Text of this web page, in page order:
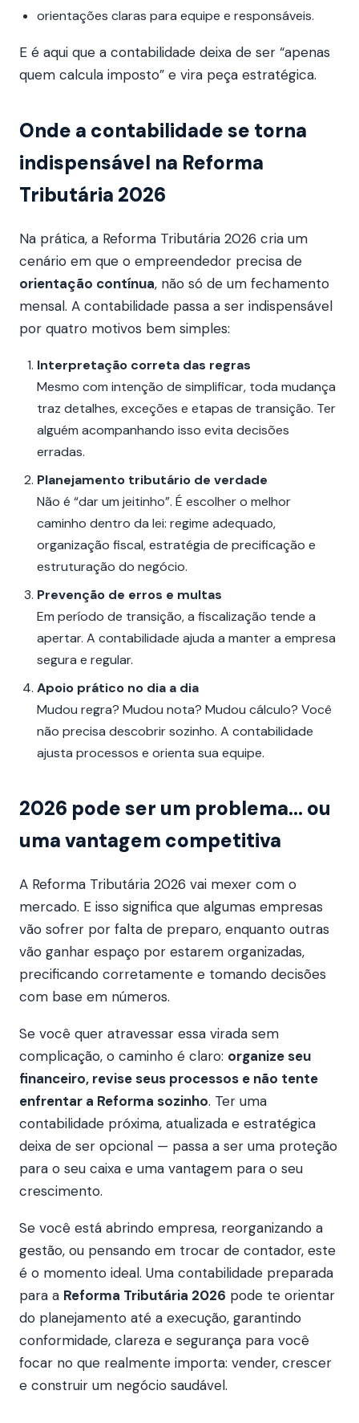
orientações claras para equipe e responsáveis.
E é aqui que a contabilidade deixa de ser “apenas
quem calcula imposto” e vira peça estratégica.
Onde a contabilidade se torna
indispensável na Reforma
Tributária 2026
Na prática, a Reforma Tributária 2026 cria um
cenário em que o empreendedor precisa de
orientação contínua, não só de um fechamento
mensal. A contabilidade passa a ser indispensável
por quatro motivos bem simples:
Interpretação correta das regras
Mesmo com intenção de simplificar, toda mudança
traz detalhes, exceções e etapas de transição. Ter
alguém acompanhando isso evita decisões
erradas.
Planejamento tributário de verdade
Não é “dar um jeitinho”. É escolher o melhor
caminho dentro da lei: regime adequado,
organização fiscal, estratégia de precificação e
estruturação do negócio.
Prevenção de erros e multas
Em período de transição, a fiscalização tende a
apertar. A contabilidade ajuda a manter a empresa
segura e regular.
Apoio prático no dia a dia
Mudou regra? Mudou nota? Mudou cálculo? Você
não precisa descobrir sozinho. A contabilidade
ajusta processos e orienta sua equipe.
2026 pode ser um problema… ou
uma vantagem competitiva
A Reforma Tributária 2026 vai mexer com o
mercado. E isso significa que algumas empresas
vão sofrer por falta de preparo, enquanto outras
vão ganhar espaço por estarem organizadas,
precificando corretamente e tomando decisões
com base em números.
Se você quer atravessar essa virada sem
complicação, o caminho é claro: organize seu
financeiro, revise seus processos e não tente
enfrentar a Reforma sozinho. Ter uma
contabilidade próxima, atualizada e estratégica
deixa de ser opcional — passa a ser uma proteção
para o seu caixa e uma vantagem para o seu
crescimento.
Se você está abrindo empresa, reorganizando a
gestão, ou pensando em trocar de contador, este
é o momento ideal. Uma contabilidade preparada
para a Reforma Tributária 2026 pode te orientar
do planejamento até a execução, garantindo
conformidade, clareza e segurança para você
focar no que realmente importa: vender, crescer
e construir um negócio saudável.